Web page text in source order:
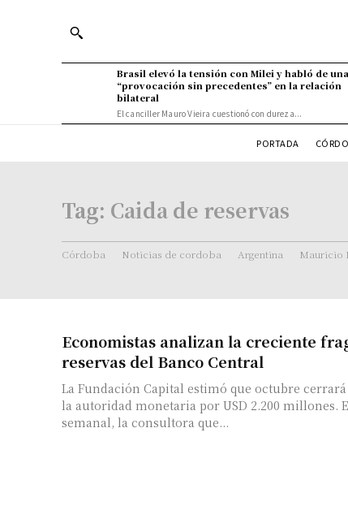
Brasil elevó la tensión con Milei y habló de una
“provocación sin precedentes” en la relación
bilateral
El canciller Mauro Vieira cuestionó con dureza...
PORTADA
Tag: Caida de reservas
Córdoba Noticias de cordoba Argentina Mauricio
Economistas analizan la creciente
reservas del Banco Central
La Fundación Capital estimó que octubre
la autoridad monetaria por USD 2.200 millones. En su síntesis
semanal, la consultora que...